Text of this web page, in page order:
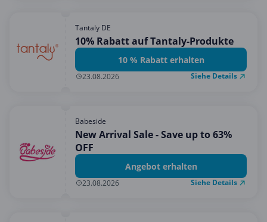
Tantaly DE
10% Rabatt auf Tantaly-Produkte
10 % Rabatt erhalten
23.08.2026 Siehe Details
Babeside
New Arrival Sale - Save up to 63%
OFF
Angebot erhalten
23.08.2026 Siehe Details